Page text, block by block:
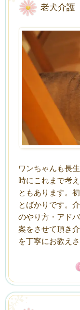
老犬介護
ワンちゃんも長
時にこれまで考
ともあります。
とばかりです。
のやり方・アド
案をさせて頂き
を丁寧にお教え